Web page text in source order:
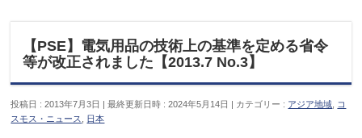
【PSE】電気用品の技術上の基準を定める省令
等が改正されました【2013.7 No.3】
投稿日 : 2013年7月3日 最終更新日時 : 2024年5月14日 カテゴリー : アジア地域
コ
スモス・ニュース
日本